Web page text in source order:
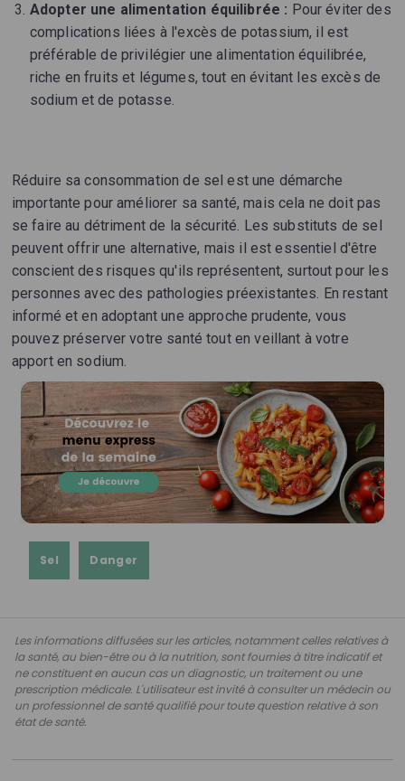
Adopter une alimentation équilibrée : Pour éviter des
complications liées à l'excès de potassium, il est
préférable de privilégier une alimentation équilibrée,
riche en fruits et légumes, tout en évitant les excès de
sodium et de potasse.
Réduire sa consommation de sel est une démarche
importante pour améliorer sa santé, mais cela ne doit pas
se faire au détriment de la sécurité. Les substituts de sel
peuvent offrir une alternative, mais il est essentiel d'être
conscient des risques qu'ils représentent, surtout pour les
personnes avec des pathologies préexistantes. En restant
informé et en adoptant une approche prudente, vous
pouvez préserver votre santé tout en veillant à votre
apport en sodium.
Sel Danger
Les informations diffusées sur les articles, notamment celles relatives à
la santé, au bien-être ou à la nutrition, sont fournies à titre indicatif et
ne constituent en aucun cas un diagnostic, un traitement ou une
prescription médicale. L'utilisateur est invité à consulter un médecin ou
un professionnel de santé qualifié pour toute question relative à son
état de santé.